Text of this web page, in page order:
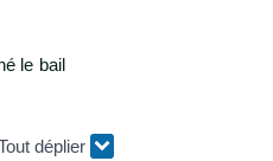
le bail
déplier